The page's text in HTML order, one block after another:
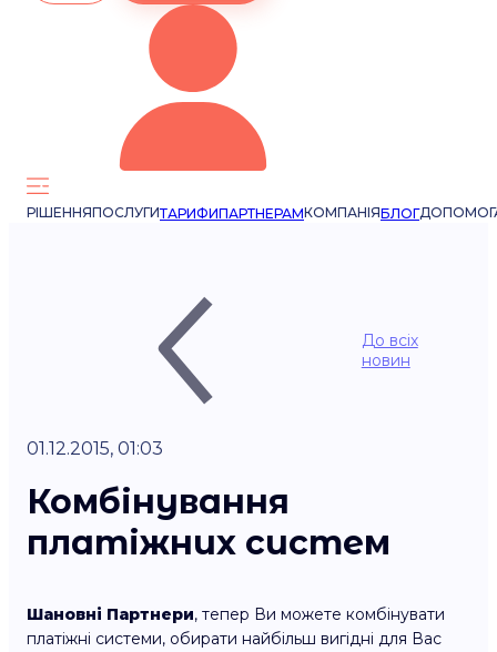
РІШЕННЯПОСЛУГИТАРИФИПАРТНЕРАМКОМПАНІЯБЛОГ
До всіх
новин
01.12.2015, 01:03
Комбінування
платіжних систем
Шановні Партнери, тепер Ви можете комбінувати
платіжні системи, обирати найбільш вигідні для Вас